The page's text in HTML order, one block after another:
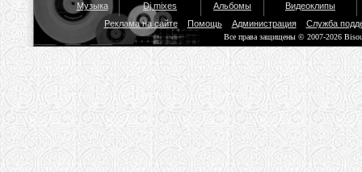
Музыка Dj mixes Альбомы
Видеоклипы
Реклама на сайте
Помощь Администрация Служба
Все права защищены © 2007-2026